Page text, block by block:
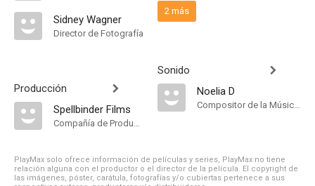
Sidney Wagner
Director de Fotografía
Producción
Spellbinder Films
Compañía de Produccion
2 más
Sonido
Noelia D
Compositor de la Música Original
PlayMax solo ofrece información de películas y series, PlayMax no tiene
relación alguna con el productor o el director de la película. El copyright de
las imágenes, póster, carátula, fotografías y/o cubiertas pertenece a sus